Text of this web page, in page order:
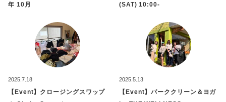
年 10月
(SAT) 10:00-
2025.7.18
【Event】クロージングスワップ
2025.5.13
【Event】パーククリーン＆ヨガ